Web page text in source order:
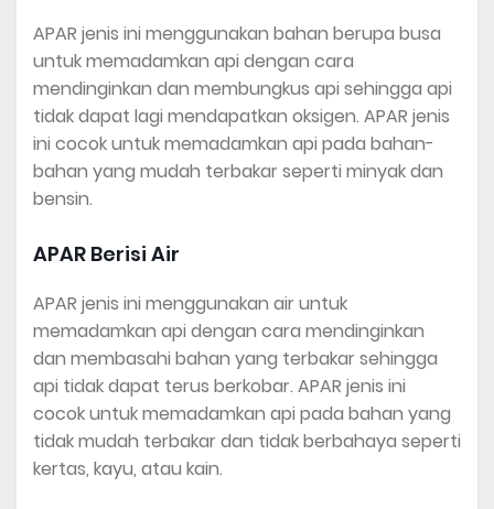
APAR jenis ini menggunakan bahan berupa busa
untuk memadamkan api dengan cara
mendinginkan dan membungkus api sehingga api
tidak dapat lagi mendapatkan oksigen. APAR jenis
ini cocok untuk memadamkan api pada bahan-
bahan yang mudah terbakar seperti minyak dan
bensin.
APAR Berisi Air
APAR jenis ini menggunakan air untuk
memadamkan api dengan cara mendinginkan
dan membasahi bahan yang terbakar sehingga
api tidak dapat terus berkobar. APAR jenis ini
cocok untuk memadamkan api pada bahan yang
tidak mudah terbakar dan tidak berbahaya seperti
kertas, kayu, atau kain.